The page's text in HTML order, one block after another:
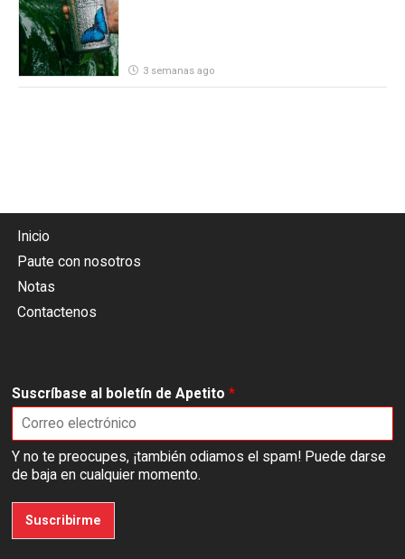
3 semanas ago
Inicio
Paute con nosotros
Notas
Contactenos
Suscríbase al boletín de Apetito *
Y no te preocupes, ¡también odiamos el spam! Puede darse
de baja en cualquier momento.
Suscribirme